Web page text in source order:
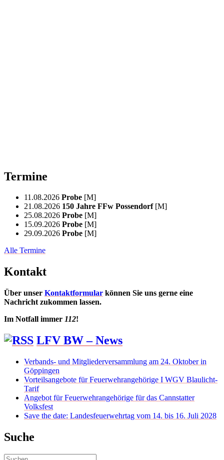
Termine
11.08.2026 Probe [M]
21.08.2026 150 Jahre FFw Possendorf [M]
25.08.2026 Probe [M]
15.09.2026 Probe [M]
29.09.2026 Probe [M]
Alle Termine
Kontakt
Über unser Kontaktformular können Sie uns gerne eine
Nachricht zukommen lassen.
Im Notfall immer 112!
LFV BW – News
Verbands- und Mitgliederversammlung am 24. Oktober in
Göppingen
Vorteilsangebote für Feuerwehrangehörige I WGV Blaulicht-
Tarif
Angebot für Feuerwehrangehörige für das Cannstatter
Volksfest
Save the date: Landesfeuerwehrtag vom 14. bis 16. Juli 2028
Suche
Suchen